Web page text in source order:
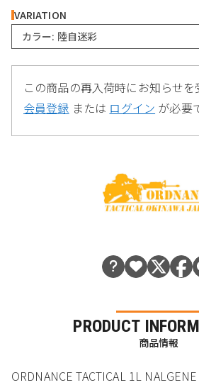
VARIATION
カラー: 陸自迷彩
この商品の再入荷時にお知らせ
会員登録 または ログイン が必要
PRODUCT
商品情報
ORDNANCE TACTICAL 1L